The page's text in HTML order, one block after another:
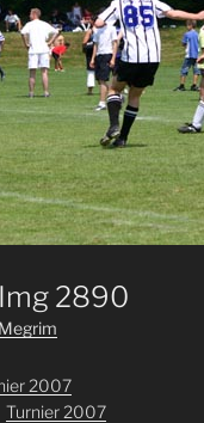
Img 2890
Megrim
2007
Turnier 2007